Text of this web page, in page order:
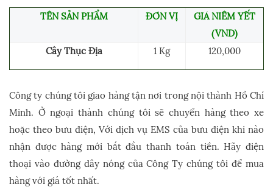
TÊN SẢN PHẨM ĐƠN VỊ
GIÁ NIÊM YẾT
(VND)
Cây Thục Địa
1 Kg 120,000
Công ty chúng tôi giao hàng tận nơi trong nội thành Hồ Chí
Minh. Ở ngoại thành chúng tôi sẽ chuyển hàng theo xe
hoặc theo bưu điện, Với dịch vụ EMS của bưu điện khi nào
nhận được hàng mới bắt đầu thanh toán tiền. Hãy điện
thoại vào đường dây nóng của Công Ty chúng tôi để mua
hàng với giá tốt nhất.